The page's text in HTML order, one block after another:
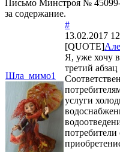
Письмо Минстроя №
за содержание.
Шла_мимо1
#
13.02.2017
[QUOTE]
Я, уже хочу
третий
услуги